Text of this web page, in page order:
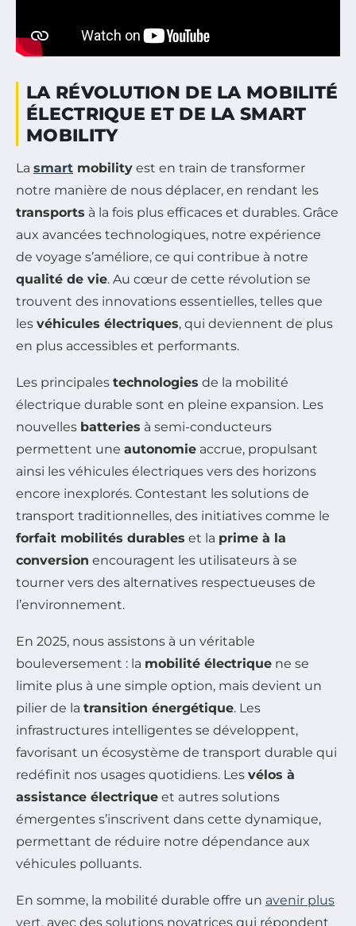
LA RÉVOLUTION DE LA MOBILITÉ
ÉLECTRIQUE ET DE LA SMART
MOBILITY
La smart mobility est en train de transformer
notre manière de nous déplacer, en rendant les
transports à la fois plus efficaces et durables. Grâce
aux avancées technologiques, notre expérience
de voyage s’améliore, ce qui contribue à notre
qualité de vie. Au cœur de cette révolution se
trouvent des innovations essentielles, telles que
les véhicules électriques, qui deviennent de plus
en plus accessibles et performants.
Les principales technologies de la mobilité
électrique durable sont en pleine expansion. Les
nouvelles batteries à semi-conducteurs
permettent une autonomie accrue, propulsant
ainsi les véhicules électriques vers des horizons
encore inexplorés. Contestant les solutions de
transport traditionnelles, des initiatives comme le
forfait mobilités durables et la prime à la
conversion encouragent les utilisateurs à se
tourner vers des alternatives respectueuses de
l’environnement.
En 2025, nous assistons à un véritable
bouleversement : la mobilité électrique ne se
limite plus à une simple option, mais devient un
pilier de la transition énergétique. Les
infrastructures intelligentes se développent,
favorisant un écosystème de transport durable qui
redéfinit nos usages quotidiens. Les vélos à
assistance électrique et autres solutions
émergentes s’inscrivent dans cette dynamique,
permettant de réduire notre dépendance aux
véhicules polluants.
En somme, la mobilité durable offre un avenir plus
vert, avec des solutions novatrices qui répondent